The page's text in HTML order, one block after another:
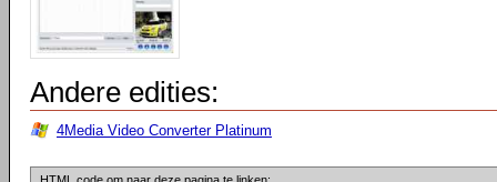
Andere edities:
4Media Video Converter Platinum